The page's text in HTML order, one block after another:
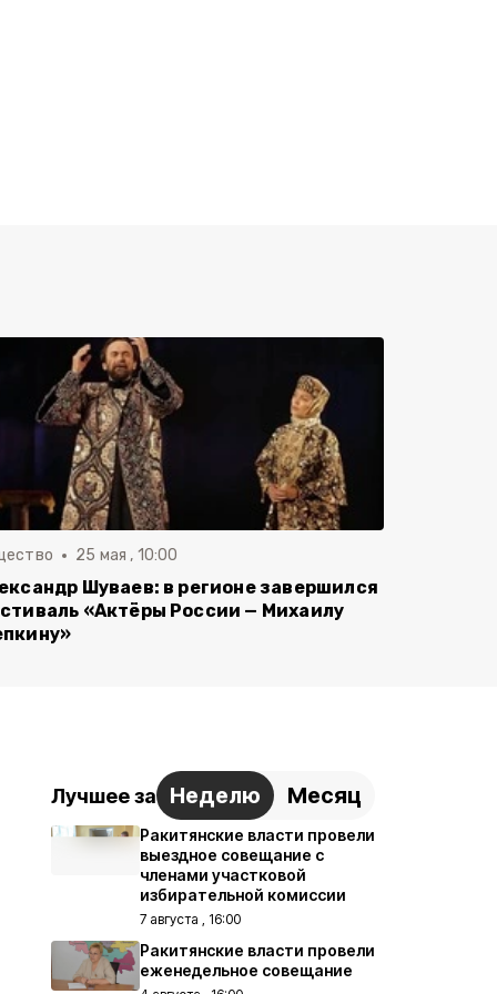
25 мая , 10:00
Шуваев: в регионе завершился
«Актёры России — Михаилу
Лучшее за Неделю Месяц
Ракитянские власти провели
выездное совещание с
членами участковой
избирательной комиссии
7 августа , 16:00
Ракитянские власти провели
еженедельное совещание